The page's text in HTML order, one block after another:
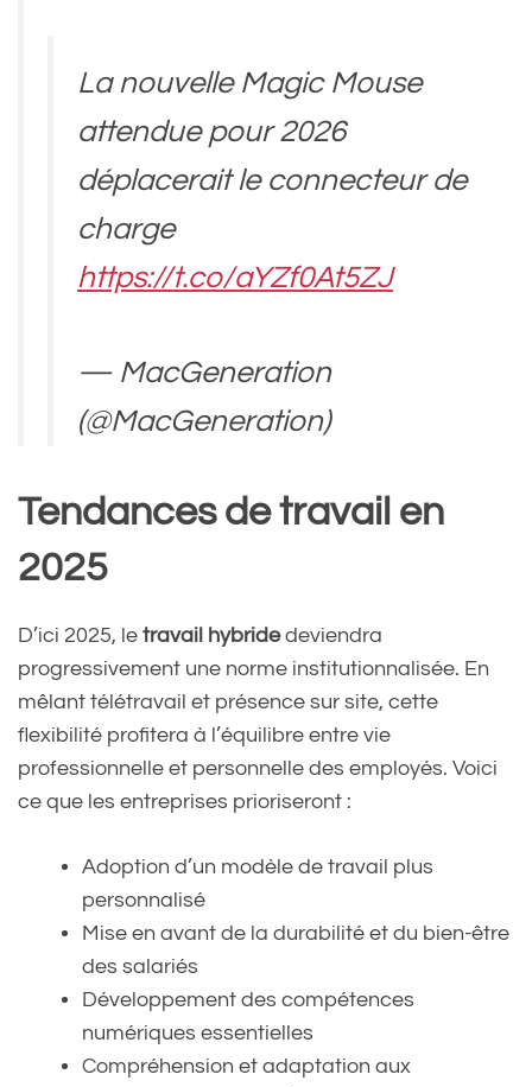
La nouvelle Magic Mouse
attendue pour 2026
déplacerait le connecteur de
charge
https://t.co/aYZf0At5ZJ
— MacGeneration
(@MacGeneration)
Tendances de travail en
2025
D’ici 2025, le travail hybridedeviendra
progressivement une norme institutionnalisée. En
mêlant télétravail et présence sur site, cette
flexibilité profitera à l’équilibre entre vie
professionnelle et personnelle des employés. Voici
ce que les entreprises prioriseront :
Adoption d’un modèle de travail plus
personnalisé
Mise en avant de la durabilité et du bien-être
des salariés
Développement des compétences
numériques essentielles
Compréhension et adaptation aux